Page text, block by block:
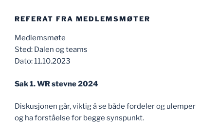
REFERAT FRA MEDLEMSMØTER
Medlemsmøte
Sted: Dalen og teams
Dato: 11.10.2023
Sak 1. WR stevne 2024
Diskusjonen går, viktig å se både fordeler og ulemper
og ha forståelse for begge synspunkt.